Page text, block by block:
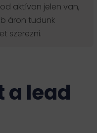
aktívan jelen van,
áron tudunk
szerezni.
a lead